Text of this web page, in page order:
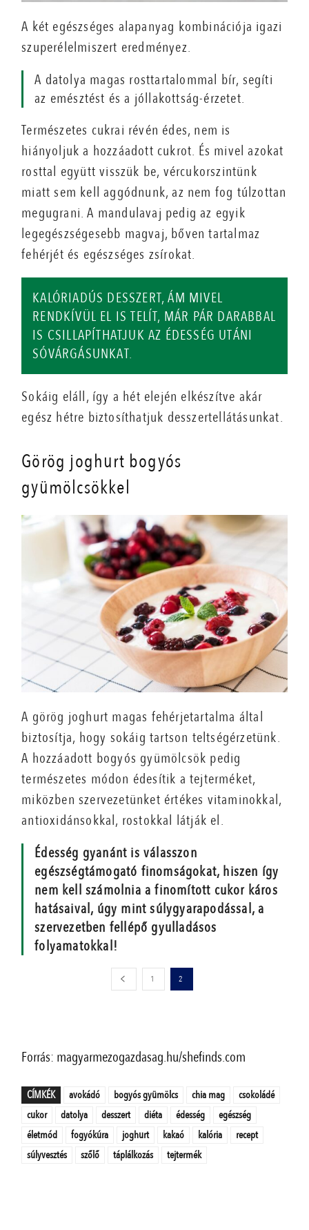
A két egészséges alapanyag kombinációja igazi
szuperélelmiszert eredményez.
A datolya magas rosttartalommal bír, segíti
az emésztést és a jóllakottság-érzetet.
Természetes cukrai révén édes, nem is
hiányoljuk a hozzáadott cukrot. És mivel azokat
rosttal együtt visszük be, vércukorszintünk
miatt sem kell aggódnunk, az nem fog túlzottan
megugrani. A mandulavaj pedig az egyik
legegészségesebb magvaj, bőven tartalmaz
fehérjét és egészséges zsírokat.
KALÓRIADÚS DESSZERT, ÁM MIVEL
RENDKÍVÜL EL IS TELÍT, MÁR PÁR DARABBAL
IS CSILLAPÍTHATJUK AZ ÉDESSÉG UTÁNI
SÓVÁRGÁSUNKAT.
Sokáig eláll, így a hét elején elkészítve akár
egész hétre biztosíthatjuk desszertellátásunkat.
Görög joghurt bogyós
gyümölcsökkel
A görög joghurt magas fehérjetartalma által
biztosítja, hogy sokáig tartson teltségérzetünk.
A hozzáadott bogyós gyümölcsök pedig
természetes módon édesítik a tejterméket,
miközben szervezetünket értékes vitaminokkal,
antioxidánsokkal, rostokkal látják el.
Édesség gyanánt is válasszon
egészségtámogató finomságokat, hiszen így
nem kell számolnia a finomított cukor káros
hatásaival, úgy mint súlygyarapodással, a
szervezetben fellépő gyulladásos
folyamatokkal!
1 2
Forrás: magyarmezogazdasag.hu/shefinds.com
CÍMKÉK avokádó bogyós gyümölcs chia mag
csokoládé
cukor
datolya desszert diéta édesség
egészség
életmód
fogyókúra joghurt kakaó kalória
recept
súlyvesztés
szőlő táplálkozás tejtermék